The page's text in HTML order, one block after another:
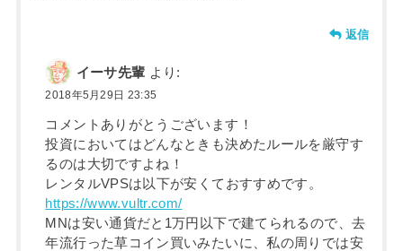
返信
イーサ先輩 より:
2018年5月29日 23:35
コメントありがとうございます！
投資においてはどんなときも決めたルールを厳守す
るのは大切ですよね！
レンタルVPSは以下が安くておすすめです。
https://www.vultr.com/
MNは安い通貨だと1万円以下で建てられるので、去
年流行った草コイン買いみたいに、私の周りでは安